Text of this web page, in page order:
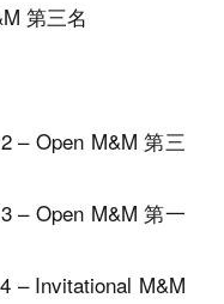
第三名
– Open M&M 第三
– Open M&M 第一
– Invitational M&M